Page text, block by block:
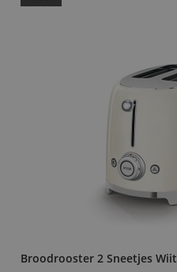
Broodrooster 2 Sneetjes